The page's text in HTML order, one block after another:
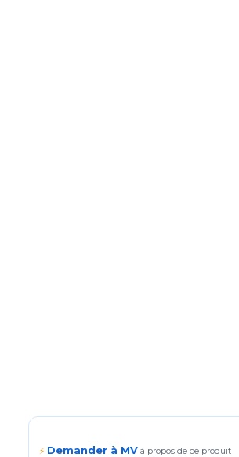
⚡ Demander à MV à propos de ce produit